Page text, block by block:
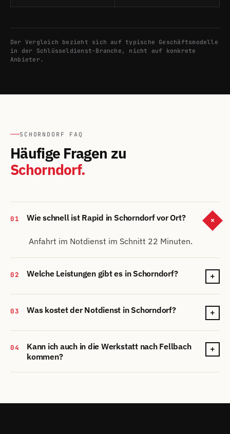
Der Vergleich bezieht sich auf typische Geschäftsmodelle
in der Schlüsseldienst-Branche, nicht auf konkrete
Anbieter.
SCHORNDORF FAQ
Häufige Fragen zu
Schorndorf.
01 Wie schnell ist Rapid in Schorndorf vor Ort? +
Anfahrt im Notdienst im Schnitt 22 Minuten.
02 Welche Leistungen gibt es in Schorndorf? +
03 Was kostet der Notdienst in Schorndorf? +
04
Kann ich auch in die Werkstatt nach Fellbach
kommen?
+